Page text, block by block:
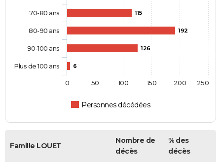
115
192
126
6
Personnes décédées
70-80 ans
80-90 ans
90-100 ans
Plus de 100 ans
0 50 100 150 200 250
Famille LOUET
Nombre de
décès
% des
décès